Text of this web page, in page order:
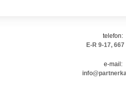
telefon:
E-R 9-17,
e-mail: